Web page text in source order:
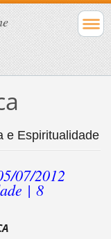
e Espiritualidade
07/2012
| 8